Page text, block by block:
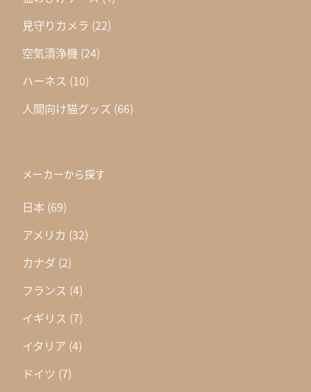
見守りカメラ (22)
空気清浄機 (24)
ハーネス (10)
人間向け猫グッズ (66)
メーカーから探す
日本 (69)
アメリカ (32)
カナダ (2)
フランス (4)
イギリス (7)
イタリア (4)
ドイツ (7)